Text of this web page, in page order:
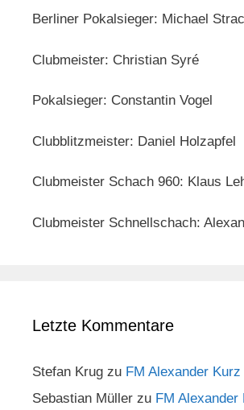
Berliner Pokalsieger: Michael
Clubmeister: Christian Syré
Pokalsieger: Constantin Vogel
Clubblitzmeister: Daniel Holzapfel
Clubmeister Schach 960: Klaus
Clubmeister Schnellschach:
Letzte Kommentare
Stefan Krug zu FM Alexander
Sebastian Müller zu FM